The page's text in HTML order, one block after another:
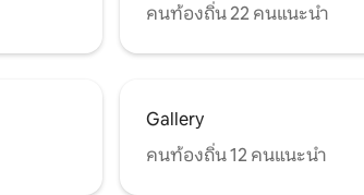
คนท้องถิ่น 22 คนแนะนำ
Gallery
คนท้องถิ่น 12 คนแนะนำ